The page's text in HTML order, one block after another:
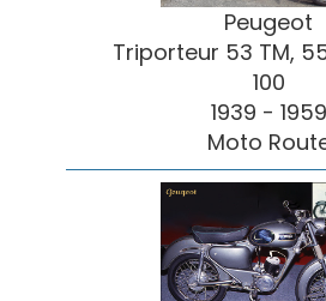
Peugeot
Triporteur 53 TM,
100
1939 - 1959
Moto